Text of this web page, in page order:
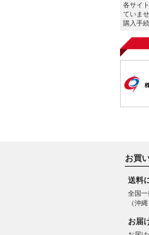
各サイ
ていま
購入手
お買
送料
全国
（沖
お届